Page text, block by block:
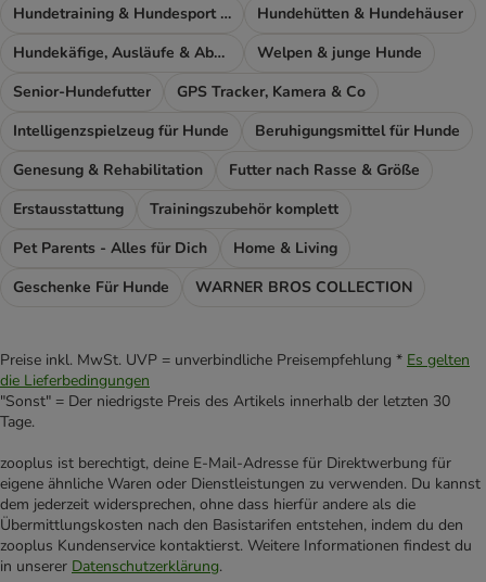
Hundetraining & Hundesport Zubehör
Hundehütten & Hundehäuser
Hundekäfige, Ausläufe & Absperrgitter
Welpen & junge Hunde
Senior-Hundefutter
GPS Tracker, Kamera & Co
Intelligenzspielzeug für Hunde
Beruhigungsmittel für Hunde
Genesung & Rehabilitation
Futter nach Rasse & Größe
Erstausstattung
Trainingszubehör komplett
Pet Parents - Alles für Dich
Home & Living
Geschenke Für Hunde
WARNER BROS COLLECTION
Preise inkl. MwSt. UVP = unverbindliche Preisempfehlung * Es gelten
die Lieferbedingungen
"Sonst" = Der niedrigste Preis des Artikels innerhalb der letzten 30
Tage.
zooplus ist berechtigt, deine E-Mail-Adresse für Direktwerbung für
eigene ähnliche Waren oder Dienstleistungen zu verwenden. Du kannst
dem jederzeit widersprechen, ohne dass hierfür andere als die
Übermittlungskosten nach den Basistarifen entstehen, indem du den
zooplus Kundenservice kontaktierst. Weitere Informationen findest du
in unserer Datenschutzerklärung.